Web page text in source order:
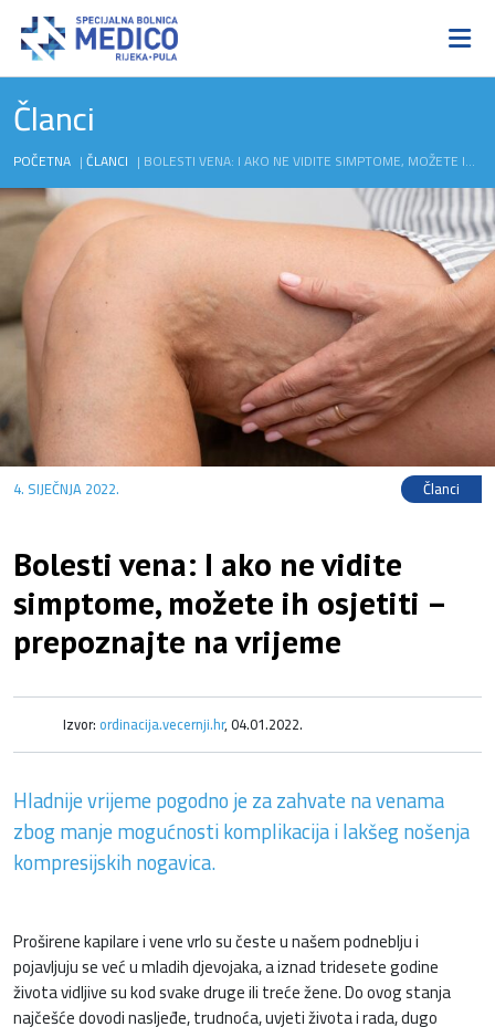
Članci
POČETNA |ČLANCI | BOLESTI VENA: I AKO NE VIDITE SIMPTOME, MOŽETE IH OSJETITI – PREPOZNAJTE NA VRIJEME
4. SIJEČNJA 2022. Članci
Bolesti vena: I ako ne vidite
simptome, možete ih osjetiti –
prepoznajte na vrijeme
Izvor:ordinacija.vecernji.hr, 04.01.2022.
Hladnije vrijeme pogodno je za zahvate na venama
zbog manje mogućnosti komplikacija i lakšeg nošenja
kompresijskih nogavica.
Proširene kapilare i vene vrlo su česte u našem podneblju i
pojavljuju se već u mladih djevojaka, a iznad tridesete godine
života vidljive su kod svake druge ili treće žene. Do ovog stanja
najčešće dovodi nasljeđe, trudnoća, uvjeti života i rada, dugo